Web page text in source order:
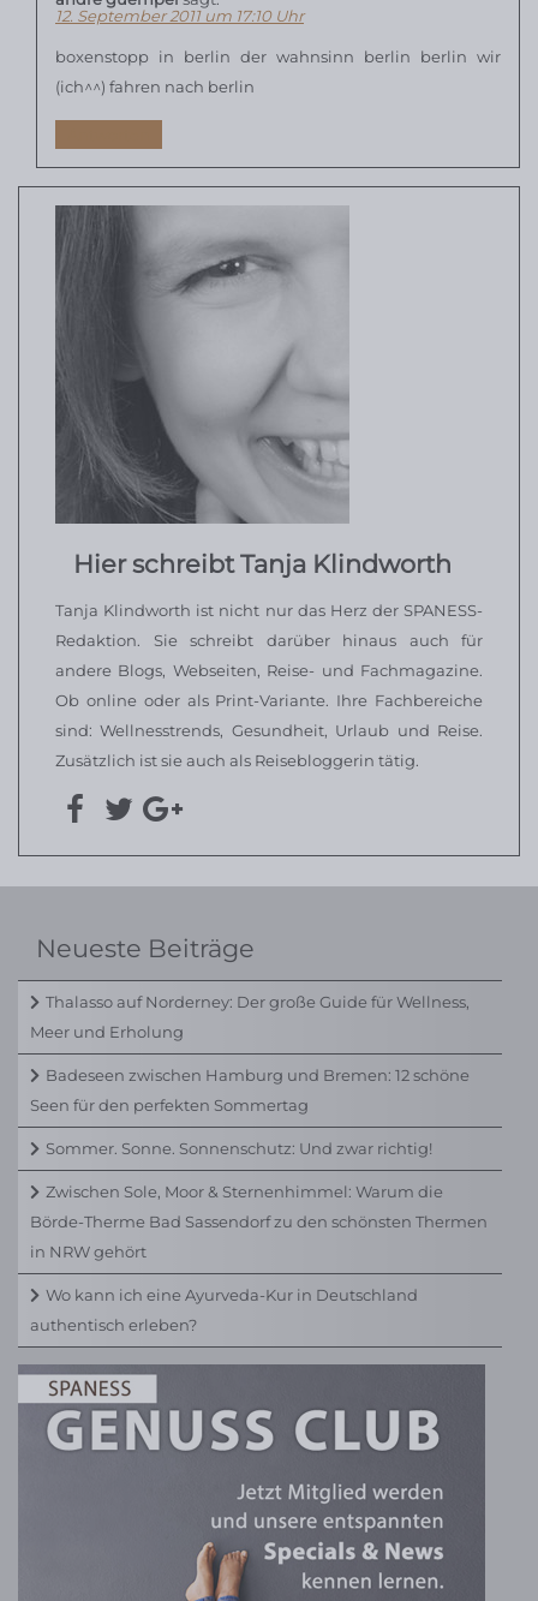
12. September 2011 um 17:10 Uhr
boxenstopp in berlin der wahnsinn berlin berlin wir
(ich^^) fahren nach berlin
Hier schreibt Tanja Klindworth
Tanja Klindworth ist nicht nur das Herz der SPANESS-
Redaktion. Sie schreibt darüber hinaus auch für
andere Blogs, Webseiten, Reise- und Fachmagazine.
Ob online oder als Print-Variante. Ihre Fachbereiche
sind: Wellnesstrends, Gesundheit, Urlaub und Reise.
Zusätzlich ist sie auch als Reisebloggerin tätig.
Neueste Beiträge
Thalasso auf Norderney: Der große Guide für Wellness,
Meer und Erholung
Badeseen zwischen Hamburg und Bremen: 12 schöne
Seen für den perfekten Sommertag
Sommer. Sonne. Sonnenschutz: Und zwar richtig!
Zwischen Sole, Moor & Sternenhimmel: Warum die
Börde-Therme Bad Sassendorf zu den schönsten Thermen
in NRW gehört
Wo kann ich eine Ayurveda-Kur in Deutschland
authentisch erleben?